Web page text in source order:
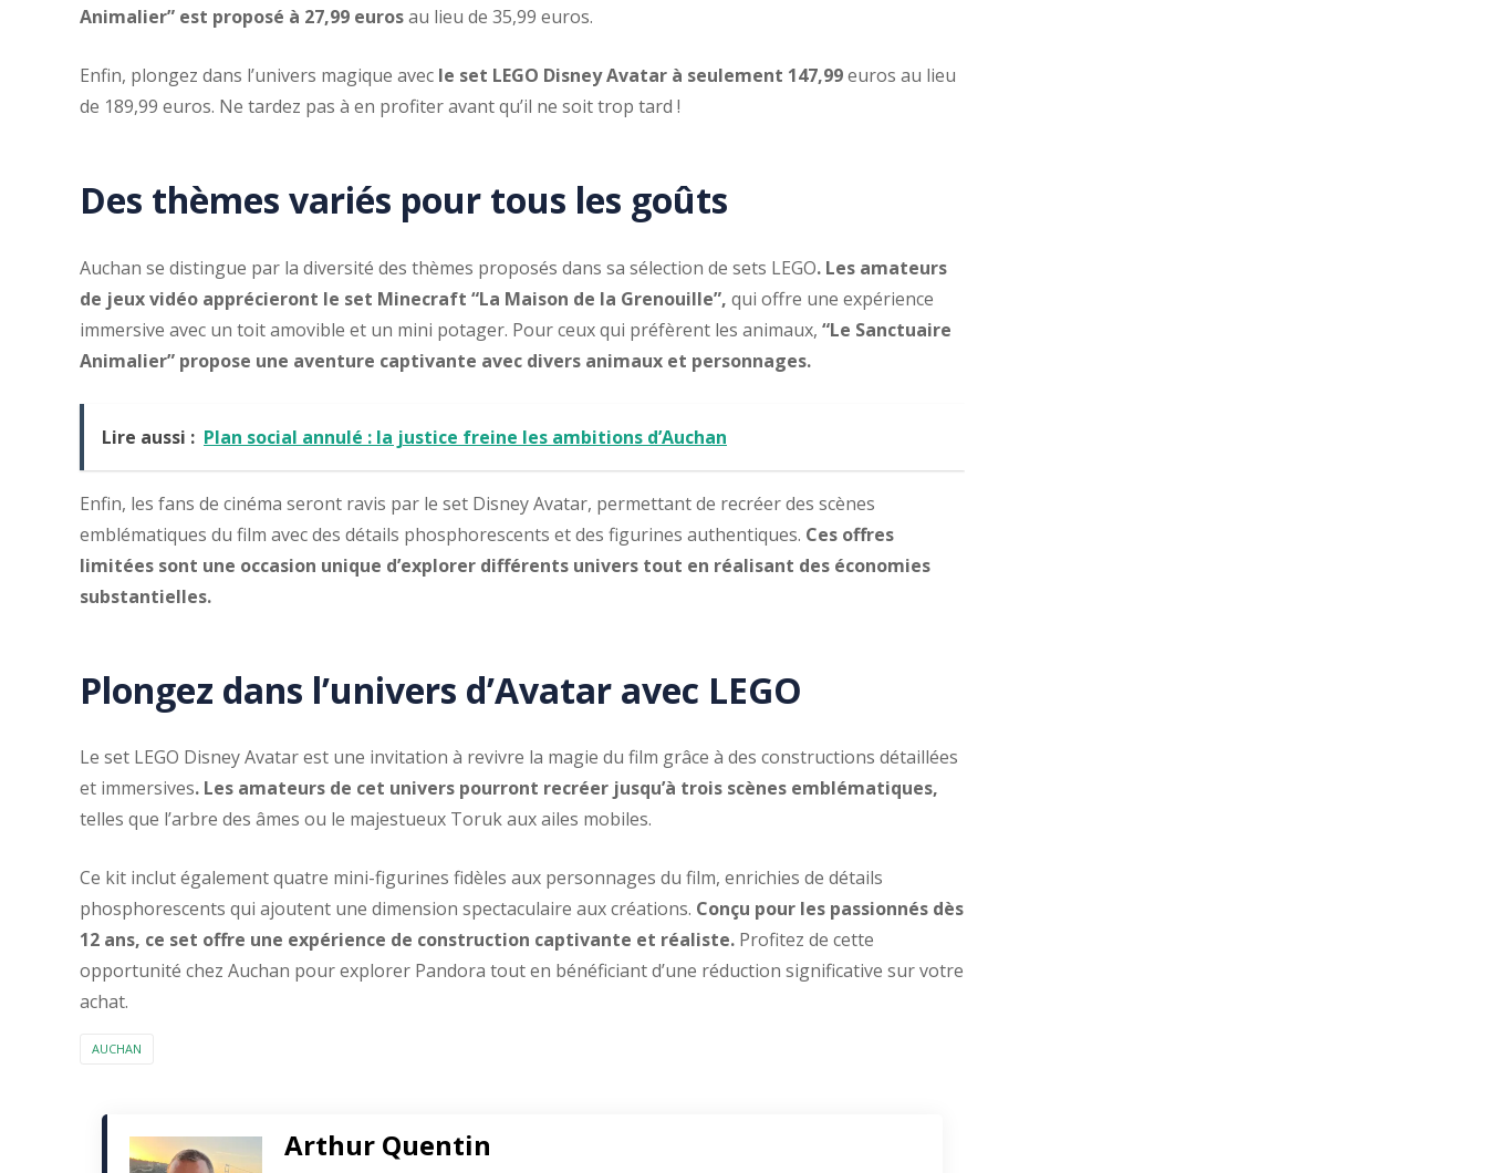
Animalier” est proposé à 27,99 eurosau lieu de 35,99 euros.
Enfin, plongez dans l’univers magique avec le set LEGO Disney Avatar à seulement 147,99euros au lieu
de 189,99 euros. Ne tardez pas à en profiter avant qu’il ne soit trop tard !
Des thèmes variés pour tous les goûts
Auchan se distingue par la diversité des thèmes proposés dans sa sélection de sets LEGO. Les amateurs
de jeux vidéo apprécieront le set Minecraft “La Maison de la Grenouille”, qui offre une expérience
immersive avec un toit amovible et un mini potager. Pour ceux qui préfèrent les animaux, “Le Sanctuaire
Animalier” propose une aventure captivante avec divers animaux et personnages.
Lire aussi : Plan social annulé : la justice freine les ambitions d’Auchan
Enfin, les fans de cinéma seront ravis par le set Disney Avatar, permettant de recréer des scènes
emblématiques du film avec des détails phosphorescents et des figurines authentiques. Ces offres
limitées sont une occasion unique d’explorer différents univers tout en réalisant des économies
substantielles.
Plongez dans l’univers d’Avatar avec LEGO
Le set LEGO Disney Avatar est une invitation à revivre la magie du film grâce à des constructions détaillées
et immersives. Les amateurs de cet univers pourront recréer jusqu’à trois scènes emblématiques,
telles que l’arbre des âmes ou le majestueux Toruk aux ailes mobiles.
Ce kit inclut également quatre mini-figurines fidèles aux personnages du film, enrichies de détails
phosphorescents qui ajoutent une dimension spectaculaire aux créations. Conçu pour les passionnés dès
12 ans, ce set offre une expérience de construction captivante et réaliste. Profitez de cette
opportunité chez Auchan pour explorer Pandora tout en bénéficiant d’une réduction significative sur votre
achat.
AUCHAN
Arthur Quentin